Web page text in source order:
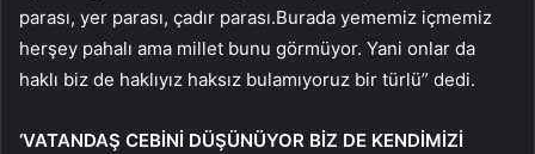
parası, yer parası, çadır parası.Burada yememiz içmemiz
herşey pahalı ama millet bunu görmüyor. Yani onlar da
haklı biz de haklıyız haksız bulamıyoruz bir türlü” dedi.
‘VATANDAŞ CEBİNİ DÜŞÜNÜYOR BİZ DE KENDİMİZİ